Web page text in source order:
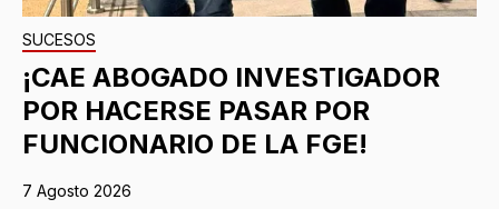
SUCESOS
¡CAE ABOGADO INVESTIGADOR
POR HACERSE PASAR POR
FUNCIONARIO DE LA FGE!
7 Agosto 2026